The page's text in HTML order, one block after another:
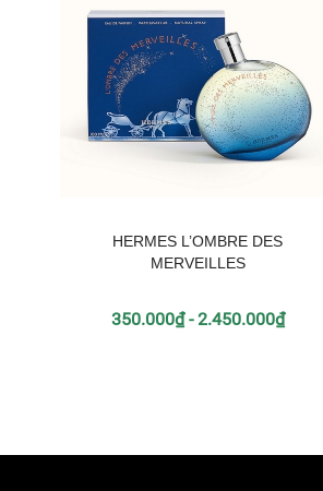
HERMES L’OMBRE DES
MERVEILLES
350.000₫ - 2.450.000₫